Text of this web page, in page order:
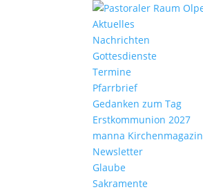
Aktu­elles
Nach­richten
Gottes­dienste
Termine
Pfarr­brief
Gedanken zum Tag
Erst­kom­mu­nion 2027
manna Kirchen­ma­gazin
News­letter
Glaube
Sakra­mente